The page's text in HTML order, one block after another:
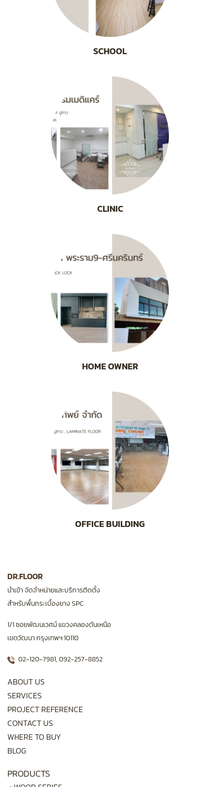
SCHOOL
CLINIC
HOME OWNER
OFFICE BUILDING
DR.FLOOR
นำเข้า จัดจำหน่ายและบริการติดตั้ง
สำหรับพื้นกระเบื้องยาง SPC
1/1 ซอยพัฒนเวศม์ แขวงคลองตันเหนือ
เขตวัฒนา กรุงเทพฯ 10110
02-120-7981,092-257-8852
ABOUT US
SERVICES
PROJECT REFERENCE
CONTACT US
WHERE TO BUY
BLOG
PRODUCTS